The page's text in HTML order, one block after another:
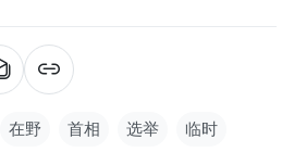
在野 首相 选举 临时